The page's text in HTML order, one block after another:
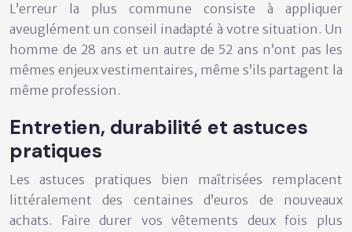
L’erreur la plus commune consiste à appliquer
aveuglément un conseil inadapté à votre situation. Un
homme de 28 ans et un autre de 52 ans n’ont pas les
mêmes enjeux vestimentaires, même s’ils partagent la
même profession.
Entretien, durabilité et astuces
pratiques
Les astuces pratiques bien maîtrisées remplacent
littéralement des centaines d’euros de nouveaux
achats. Faire durer vos vêtements deux fois plus